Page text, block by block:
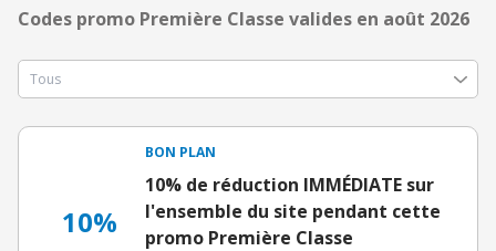
Codes promo Première Classe valides en août 2026
10%
BON PLAN
10% de réduction IMMÉDIATE sur
l'ensemble du site pendant cette
promo Première Classe